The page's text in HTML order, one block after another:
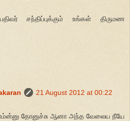
சந்திப்புக்கும் உங்கள் திருமண
21 August 2012 at 00:22
தோனுச்சு ஆனா அந்த வேலைய நீயே